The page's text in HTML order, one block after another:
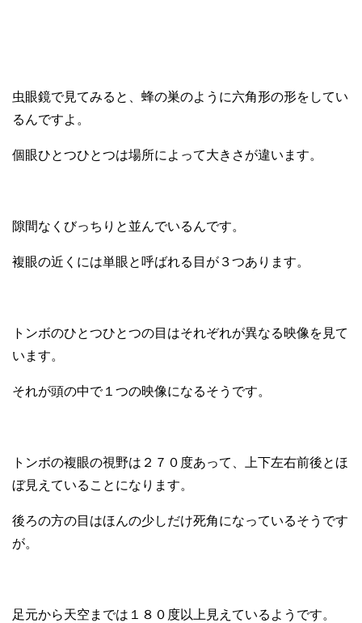
虫眼鏡で見てみると、蜂の巣のように六角形の形をしてい
るんですよ。
個眼ひとつひとつは場所によって大きさが違います。
隙間なくびっちりと並んでいるんです。
複眼の近くには単眼と呼ばれる目が３つあります。
トンボのひとつひとつの目はそれぞれが異なる映像を見て
います。
それが頭の中で１つの映像になるそうです。
トンボの複眼の視野は２７０度あって、上下左右前後とほ
ぼ見えていることになります。
後ろの方の目はほんの少しだけ死角になっているそうです
が。
足元から天空までは１８０度以上見えているようです。